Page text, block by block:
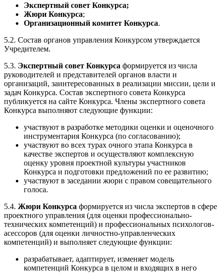
Экспертный совет Конкурса;
Жюри Конкурса;
Организационный комитет Конкурса.
5.2. Состав органов управления Конкурсом утверждается
Учредителем.
5.3. Экспертный совет Конкурса формируется из числа
руководителей и представителей органов власти и
организаций, заинтересованных в реализации миссии, цели и
задач Конкурса. Состав экспертного совета Конкурса
публикуется на сайте Конкурса. Члены экспертного совета
Конкурса выполняют следующие функции:
участвуют в разработке методики оценки и оценочного
инструментария Конкурса (по согласованию);
участвуют во всех турах очного этапа Конкурса в
качестве экспертов и осуществляют комплексную
оценку уровня проектной культуры участников
Конкурса и подготовки предложений по ее развитию;
участвуют в заседании жюри с правом совещательного
голоса.
5.4. Жюри Конкурса формируется из числа экспертов в сфере
проектного управления (для оценки профессионально-
технических компетенций) и профессиональных психологов-
асессоров (для оценки личностно-управленческих
компетенций) и выполняет следующие функции:
разрабатывает, адаптирует, изменяет модель
компетенций Конкурса в целом и входящих в него